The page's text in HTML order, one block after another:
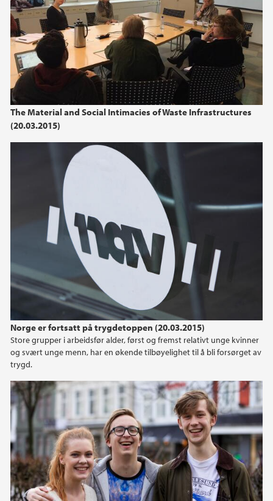
The Material and Social Intimacies of Waste Infrastructures
(20.03.2015)
Norge er fortsatt på trygdetoppen (20.03.2015)
Store grupper i arbeidsfør alder, først og fremst relativt unge kvinner
og svært unge menn, har en økende tilbøyelighet til å bli forsørget av
trygd.